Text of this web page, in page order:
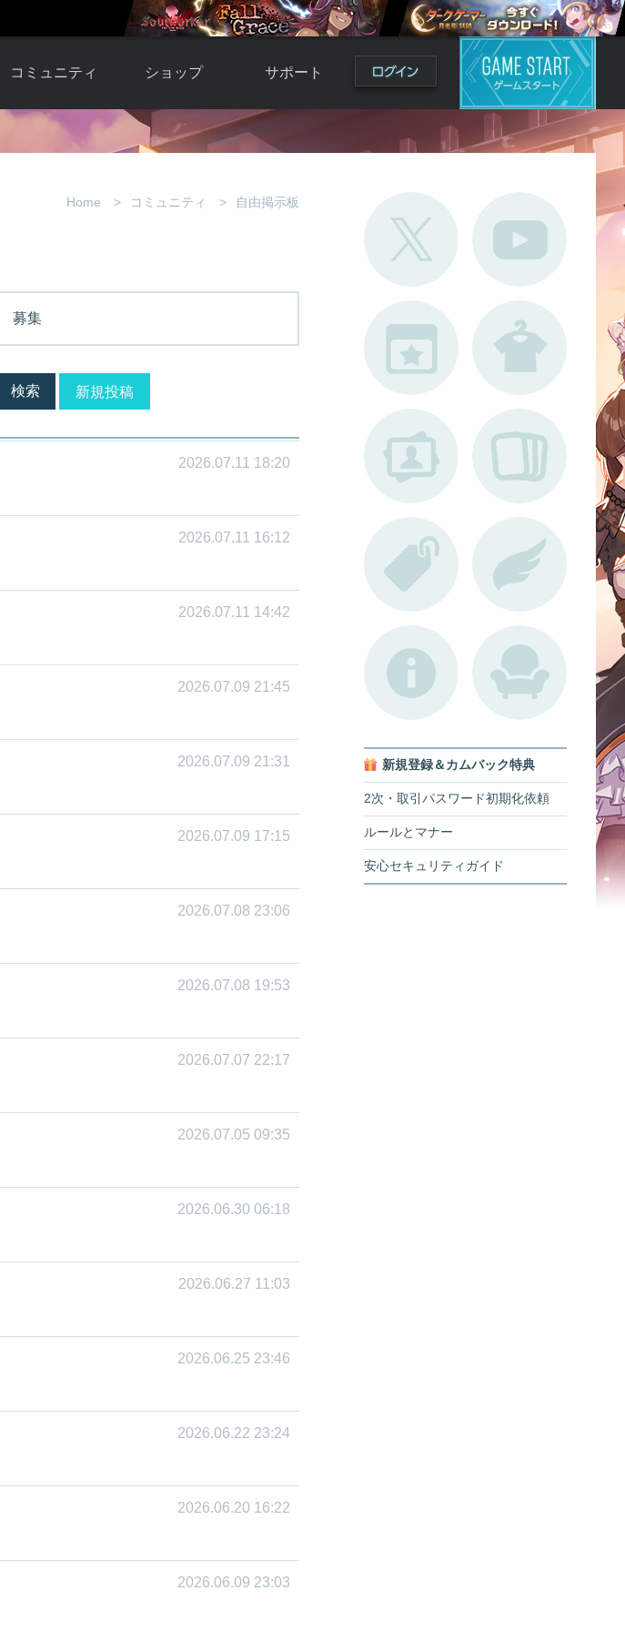
コミュニティ
自由掲示板
画像掲示板
ショップ
Y.Pの購入
アイテムカタロ
サポート
よくある質問
不具合対応状況
Home コミュニティ 自由掲示板
募集
新規投稿
2026.07.11 18:20
2026.07.11 16:12
2026.07.11 14:42
2026.07.09 21:45
2026.07.09 21:31
2026.07.09 17:15
2026.07.08 23:06
2026.07.08 19:53
2026.07.07 22:17
2026.07.05 09:35
2026.06.30 06:18
2026.06.27 11:03
2026.06.25 23:46
2026.06.22 23:24
2026.06.20 16:22
2026.06.09 23:03
新規登録＆カムバック特典
2次・取引パスワード初期化依頼
ルールとマナー
安心セキュリティガイド